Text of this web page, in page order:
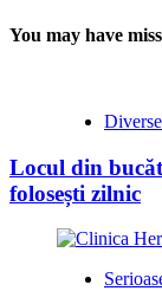
You may have
Diverse
Locul din
folosești zilnic